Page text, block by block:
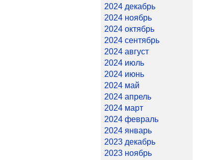
2024 декабрь
2024 ноябрь
2024 октябрь
2024 сентябрь
2024 август
2024 июль
2024 июнь
2024 май
2024 апрель
2024 март
2024 февраль
2024 январь
2023 декабрь
2023 ноябрь